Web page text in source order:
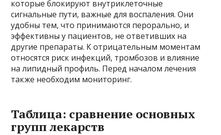
которые блокируют внутриклеточные
сигнальные пути, важные для воспаления. Они
удобны тем, что принимаются перорально, и
эффективны у пациентов, не ответивших на
другие препараты. К отрицательным моментам
относятся риск инфекций, тромбозов и влияние
на липидный профиль. Перед началом лечения
также необходим мониторинг.
Таблица: сравнение основных
групп лекарств